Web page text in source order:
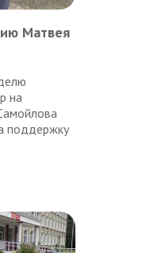
Матвея
на
поддержку